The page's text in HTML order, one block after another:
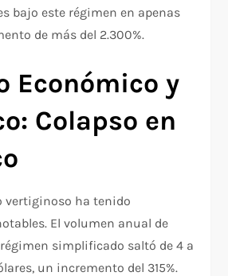
bajo este régimen en apenas
de más del 2.300%.
Económico y
Colapso en
vertiginoso ha tenido
El volumen anual de
simplificado saltó de 4 a
un incremento del 315%.